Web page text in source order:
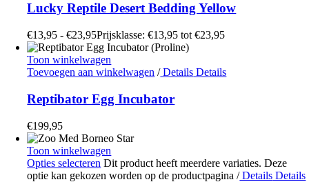
Lucky Reptile Desert Bedding Yellow
€13,95 - €23,95Prijsklasse: €13,95 tot €23,95
Toon winkelwagen
Toevoegen aan winkelwagen /Details Details
Reptibator Egg Incubator
€199,95
Toon winkelwagen
Opties selecteren Dit product heeft meerdere variaties. Deze
optie kan gekozen worden op de productpagina/Details Details